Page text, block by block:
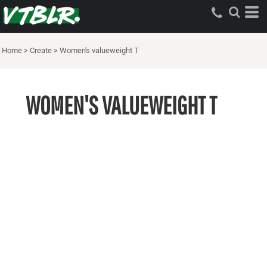
Home > Create > Women's valueweight T
WOMEN'S VALUEWEIGHT T